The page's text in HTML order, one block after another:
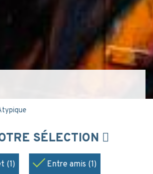
SÉLECTION
(1) Entre amis (1)